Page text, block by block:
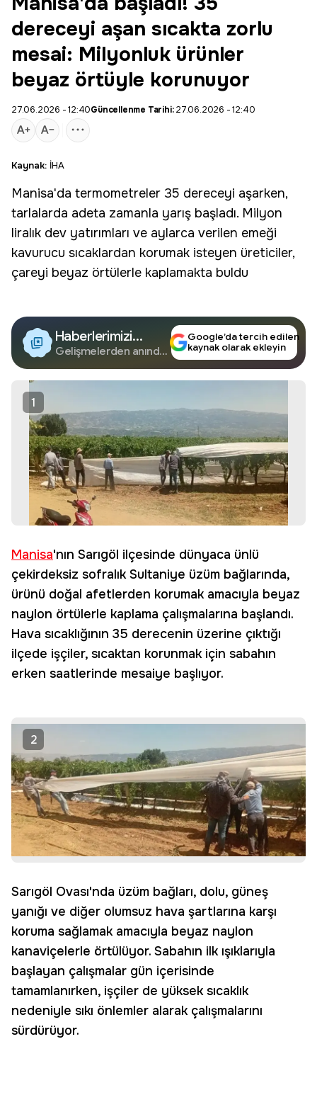
dereceyi aşan sıcakta zorlu
mesai: Milyonluk ürünler
beyaz örtüyle korunuyor
27.06.2026 - 12:40Güncellenme Tarihi:27.06.2026 - 12:40
Kaynak: İHA
Manisa'da termometreler 35 dereceyi aşarken,
tarlalarda adeta zamanla yarış başladı. Milyon
liralık dev yatırımları ve aylarca verilen emeği
kavurucu sıcaklardan korumak isteyen üreticiler,
çareyi beyaz örtülerle kaplamakta buldu
Haberlerimizi
Google'da Takip
Edin
Gelişmelerden anında
Google’da tercih edilen
kaynak olarak ekleyin
1
Manisa'nın Sarıgöl ilçesinde dünyaca ünlü
çekirdeksiz sofralık Sultaniye üzüm bağlarında,
ürünü doğal afetlerden korumak amacıyla beyaz
naylon örtülerle kaplama çalışmalarına başlandı.
Hava sıcaklığının 35 derecenin üzerine çıktığı
ilçede işçiler, sıcaktan korunmak için sabahın
erken saatlerinde mesaiye başlıyor.
2
Sarıgöl Ovası'nda üzüm bağları, dolu, güneş
yanığı ve diğer olumsuz hava şartlarına karşı
koruma sağlamak amacıyla beyaz naylon
kanaviçelerle örtülüyor. Sabahın ilk ışıklarıyla
başlayan çalışmalar gün içerisinde
tamamlanırken, işçiler de yüksek sıcaklık
nedeniyle sıkı önlemler alarak çalışmalarını
sürdürüyor.